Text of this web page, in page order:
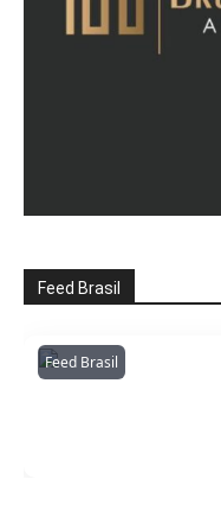
Feed Brasil
Feed BrasilAmazonianarede
1053